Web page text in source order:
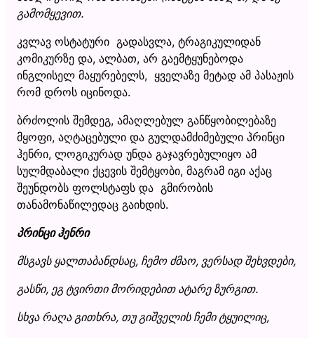
გამომყევით.
კვლავ ოსტატური გადასვლა, ტრაგიკულიდან
კომიკურზე და, ალბათ, არ გაემტყუნებოდა
ინგლისელ მაყურებელს, ყველაზე მეტად ამ პასაჟის
რომ დროს იცინოდა.
ბრძოლის შემდეგ, ამაღლებულ განწყობილებაზე
მყოფი, აღტაცებული და გულდამძიმებული პრინცი
ჰენრი, ლოგიკურად უნდა გაჯავრებულიყო ამ
სულმდაბალი ქცევის შემტყობი, მაგრამ იგი აქაც
შეუნდობს ფოლსტაფს და გმირობის
თანამონაწილედაც გაიხდის.
პრინცი ჰენრი
მსგავს ყალთაბანდსაც, ჩემო ძმაო, ვერსად შეხვდები,
გასწი, ეგ ტვირთი მორიდებით ატარე ზურგით.
სხვა რაღა გითხრა, თუ გიშველის ჩემი ტყუილიც,